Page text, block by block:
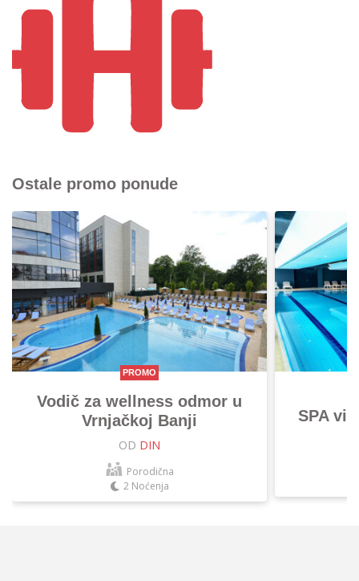
Ostale promo ponude
PROMO
Vodič za wellness odmor u
Vrnjačkoj Banji
OD DIN
Porodična
2 Noćenja
SPA